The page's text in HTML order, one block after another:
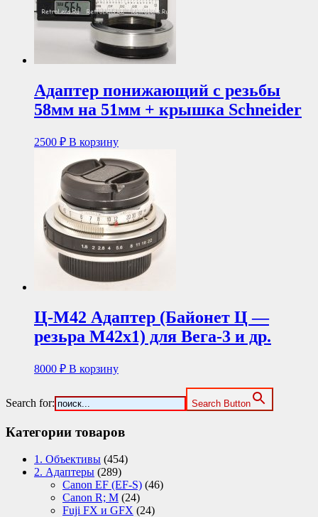
Адаптер понижающий с резьбы
58мм на 51мм + крышка Schneider
2500 ₽ В корзину
Ц-М42 Адаптер (Байонет Ц —
резьра М42х1) для Вега-3 и др.
8000 ₽ В корзину
Search for: Search Button
Категории товаров
1. Объективы (454)
2. Адаптеры (289)
Canon EF (EF-S) (46)
Canon R; M (24)
Fuji FX и GFX (24)